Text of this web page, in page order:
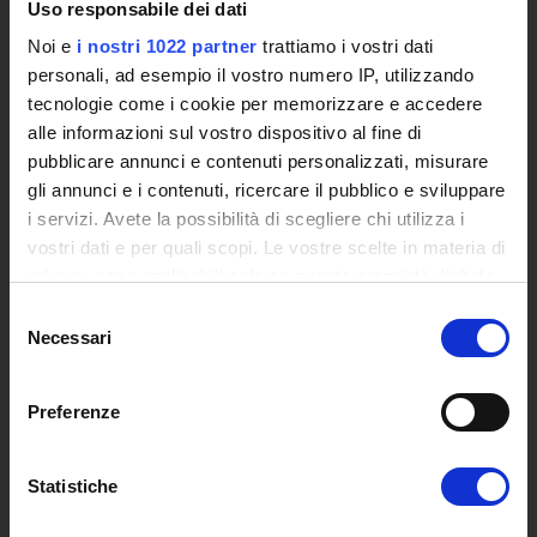
Uso responsabile dei dati
Noi e i nostri 1022 partner trattiamo i vostri dati
personali, ad esempio il vostro numero IP, utilizzando
tecnologie come i cookie per memorizzare e accedere
alle informazioni sul vostro dispositivo al fine di
pubblicare annunci e contenuti personalizzati, misurare
gli annunci e i contenuti, ricercare il pubblico e sviluppare
i servizi. Avete la possibilità di scegliere chi utilizza i
vostri dati e per quali scopi. Le vostre scelte in materia di
modificare o revocare il proprio consenso in qualsiasi
momento dalla Dichiarazione sui cookie o facendo clic
raccogliere informazioni sulla tua posizione
geografica, con un'approssimazione di qualche
delNecessari
Preferenze
Statistiche
Eventi
Siti Istituzionali e Progetti Interuniversitari
Accesso alla Banca Dati di Segreteria Online
Posta Elettronica Certificata - PEC
Bacheca del Rettore
DIDATTICA
Corsi di Laurea
Corsi di Perfezionamento
Dottorato di Ricerca